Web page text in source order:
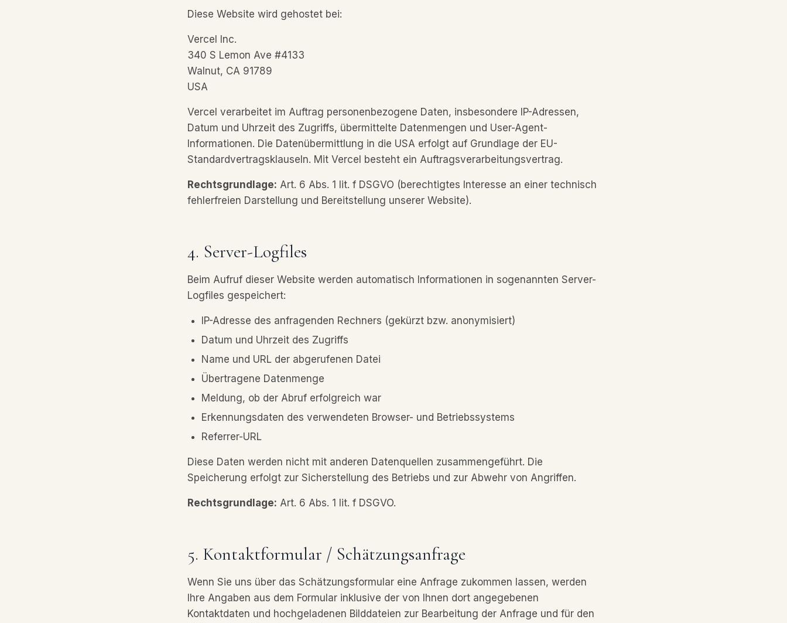
Diese Website wird gehostet bei:
Vercel Inc.
340 S Lemon Ave #4133
Walnut, CA 91789
USA
Vercel verarbeitet im Auftrag personenbezogene Daten, insbesondere IP-Adressen,
Datum und Uhrzeit des Zugriffs, übermittelte Datenmengen und User-Agent-
Informationen. Die Datenübermittlung in die USA erfolgt auf Grundlage der EU-
Standardvertragsklauseln. Mit Vercel besteht ein Auftragsverarbeitungsvertrag.
Rechtsgrundlage: Art. 6 Abs. 1 lit. f DSGVO (berechtigtes Interesse an einer technisch
fehlerfreien Darstellung und Bereitstellung unserer Website).
4. Server-Logfiles
Beim Aufruf dieser Website werden automatisch Informationen in sogenannten Server-
Logfiles gespeichert:
IP-Adresse des anfragenden Rechners (gekürzt bzw. anonymisiert)
Datum und Uhrzeit des Zugriffs
Name und URL der abgerufenen Datei
Übertragene Datenmenge
Meldung, ob der Abruf erfolgreich war
Erkennungsdaten des verwendeten Browser- und Betriebssystems
Referrer-URL
Diese Daten werden nicht mit anderen Datenquellen zusammengeführt. Die
Speicherung erfolgt zur Sicherstellung des Betriebs und zur Abwehr von Angriffen.
Rechtsgrundlage: Art. 6 Abs. 1 lit. f DSGVO.
5. Kontaktformular / Schätzungsanfrage
Wenn Sie uns über das Schätzungsformular eine Anfrage zukommen lassen, werden
Ihre Angaben aus dem Formular inklusive der von Ihnen dort angegebenen
Kontaktdaten und hochgeladenen Bilddateien zur Bearbeitung der Anfrage und für den